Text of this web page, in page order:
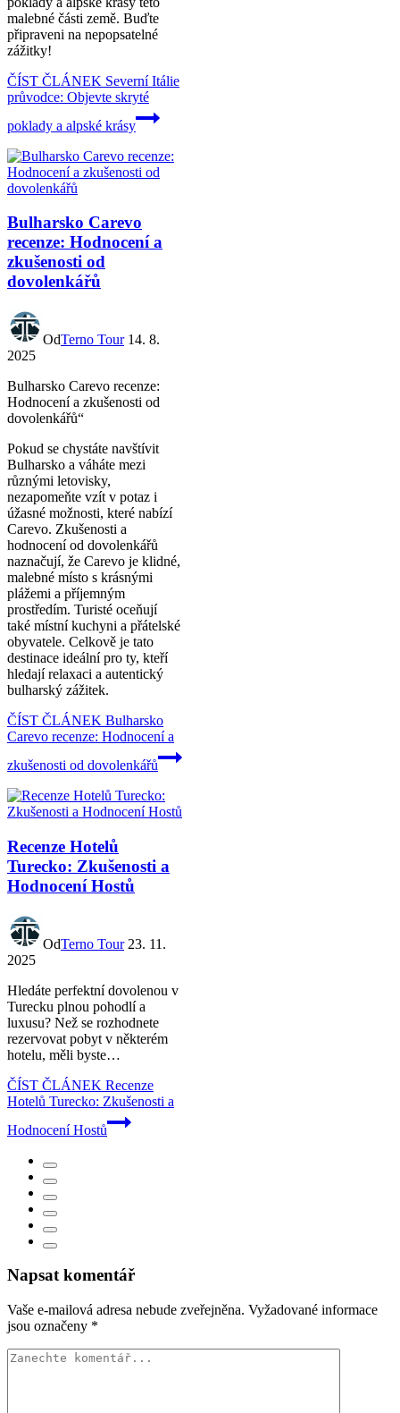
malebné části země. Buďte
připraveni na nepopsatelné
zážitky!
ČÍST ČLÁNEK Severní Itálie
průvodce: Objevte skryté
poklady a alpské krásy
Bulharsko Carevo
recenze: Hodnocení a
zkušenosti od
dovolenkářů
OdTerno Tour 14. 8.
2025
Bulharsko Carevo recenze:
Hodnocení a zkušenosti od
dovolenkářů“
Pokud se chystáte navštívit
Bulharsko a váháte mezi
různými letovisky,
nezapomeňte vzít v potaz i
úžasné možnosti, které nabízí
Carevo. Zkušenosti a
hodnocení od dovolenkářů
naznačují, že Carevo je klidné,
malebné místo s krásnými
plážemi a příjemným
prostředím. Turisté oceňují
také místní kuchyni a přátelské
obyvatele. Celkově je tato
destinace ideální pro ty, kteří
hledají relaxaci a autentický
bulharský zážitek.
ČÍST ČLÁNEK Bulharsko
Carevo recenze: Hodnocení a
zkušenosti od dovolenkářů
Recenze Hotelů
Turecko: Zkušenosti a
Hodnocení Hostů
OdTerno Tour 23. 11.
2025
Hledáte perfektní dovolenou v
Turecku plnou pohodlí a
luxusu? Než se rozhodnete
rezervovat pobyt v některém
hotelu, měli byste…
ČÍST ČLÁNEK Recenze
Hotelů Turecko: Zkušenosti a
Hodnocení Hostů
Napsat komentář
Vaše e-mailová adresa nebude zveřejněna. Vyžadované informace
jsou označeny *